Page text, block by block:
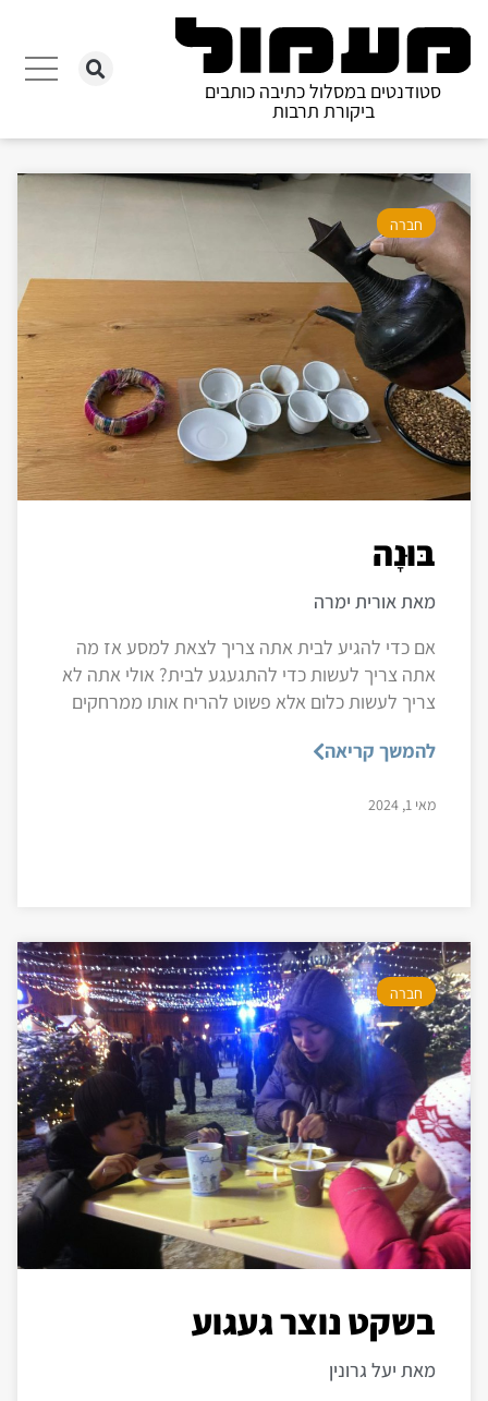
סטודנטים במסלול כתיבה כותבים
ביקורת תרבות
חברה
בּוּנָה
מאת אורית ימרה
אם כדי להגיע לבית אתה צריך לצאת למסע אז מה
אתה צריך לעשות כדי להתגעגע לבית? אולי אתה לא
צריך לעשות כלום אלא פשוט להריח אותו ממרחקים
להמשך קריאה
מאי 1, 2024
חברה
בשקט נוצר געגוע
מאת יעל גרונין